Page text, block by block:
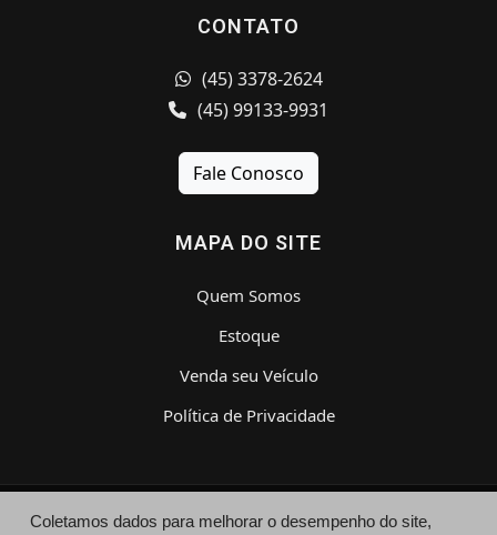
CONTATO
(45) 3378-2624
(45) 99133-9931
Fale Conosco
MAPA DO SITE
Quem Somos
Estoque
Venda seu Veículo
Política de Privacidade
Coletamos dados para melhorar o desempenho do site,